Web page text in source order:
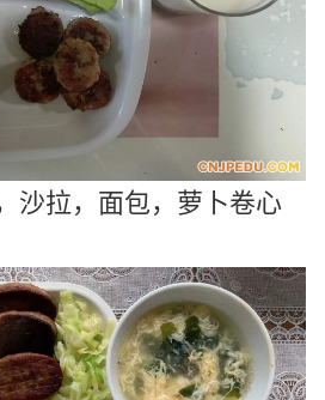
沙拉，面包，萝卜卷心